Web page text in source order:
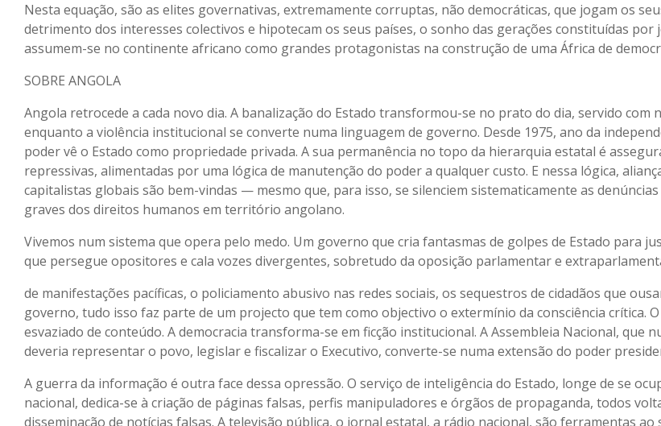
Nesta equação, são as elites governativas, extremamente corruptas, não democráticas, que jogam os
detrimento dos interesses colectivos e hipotecam os seus países, o sonho das gerações constituídas por
assumem-se no continente africano como grandes protagonistas na construção de uma África de
SOBRE ANGOLA
Angola retrocede a cada novo dia. A banalização do Estado transformou-se no prato do dia, servido com
enquanto a violência institucional se converte numa linguagem de governo. Desde 1975, ano da
poder vê o Estado como propriedade privada. A sua permanência no topo da hierarquia estatal é
repressivas, alimentadas por uma lógica de manutenção do poder a qualquer custo. E nessa lógica,
capitalistas globais são bem-vindas — mesmo que, para isso, se silenciem sistematicamente as denúncias
graves dos direitos humanos em território angolano.
Vivemos num sistema que opera pelo medo. Um governo que cria fantasmas de golpes de Estado para
que persegue opositores e cala vozes divergentes, sobretudo da oposição parlamentar e
de manifestações pacíficas, o policiamento abusivo nas redes sociais, os sequestros de cidadãos que
governo, tudo isso faz parte de um projecto que tem como objectivo o extermínio da consciência crítica.
esvaziado de conteúdo. A democracia transforma-se em ficção institucional. A Assembleia Nacional, que
deveria representar o povo, legislar e fiscalizar o Executivo, converte-se numa extensão do poder
A guerra da informação é outra face dessa opressão. O serviço de inteligência do Estado, longe de se
nacional, dedica-se à criação de páginas falsas, perfis manipuladores e órgãos de propaganda, todos
disseminação de notícias falsas. A televisão pública, o jornal estatal, a rádio nacional, são ferramentas ao